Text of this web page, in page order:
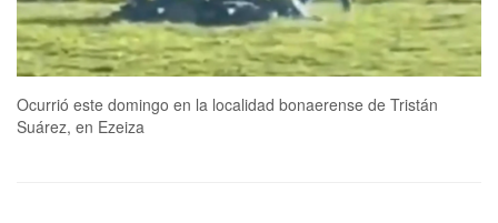
Ocurrió este domingo en la localidad bonaerense de Tristán
Suárez, en Ezeiza